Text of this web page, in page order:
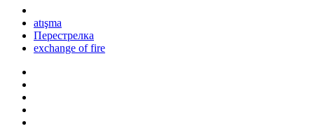
atışma
Перестрелка
exchange of fire